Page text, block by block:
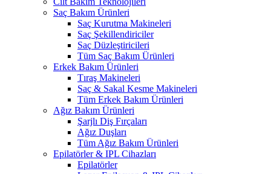
Saç Bakım Ürünleri
Saç Kurutma Makineleri
Saç Şekillendiriciler
Saç Düzleştiricileri
Tüm Saç Bakım Ürünleri
Erkek Bakım Ürünleri
Tıraş Makineleri
Saç & Sakal Kesme Makineleri
Tüm Erkek Bakım Ürünleri
Ağız Bakım Ürünleri
Şarjlı Diş Fırçaları
Ağız Duşları
Tüm Ağız Bakım Ürünleri
Epilatörler & IPL Cihazları
Epilatörler